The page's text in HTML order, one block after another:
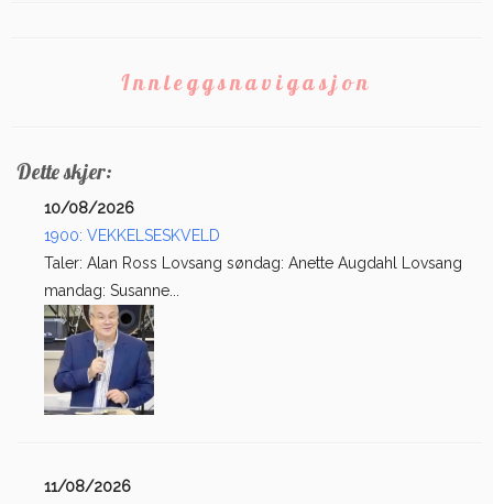
Innleggsnavigasjon
Dette skjer:
10/08/2026
1900: VEKKELSESKVELD
Taler: Alan Ross Lovsang søndag: Anette Augdahl Lovsang
mandag: Susanne...
11/08/2026